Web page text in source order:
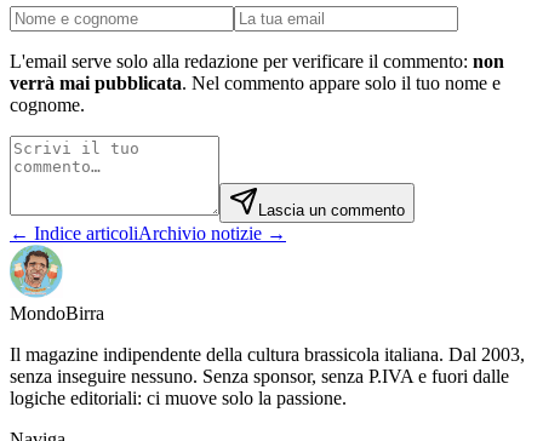
L'email serve solo alla redazione per verificare il commento: non
verrà mai pubblicata. Nel commento appare solo il tuo nome e
cognome.
Lascia un commento
← Indice articoliArchivio notizie →
MondoBirra
Il magazine indipendente della cultura brassicola italiana. Dal 2003,
senza inseguire nessuno. Senza sponsor, senza P.IVA e fuori dalle
logiche editoriali: ci muove solo la passione.